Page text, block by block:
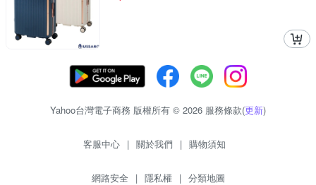
Yahoo台灣電子商務 版權所有 © 2026 服務條款(更新)
客服中心 | 關於我們 | 購物須知
網路安全 | 隱私權 | 分類地圖